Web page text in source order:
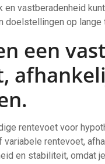
en vastberadenheid
doelstellingen op lange
een
rentevoet voor
rentevoet,
en stabiliteit, omdat